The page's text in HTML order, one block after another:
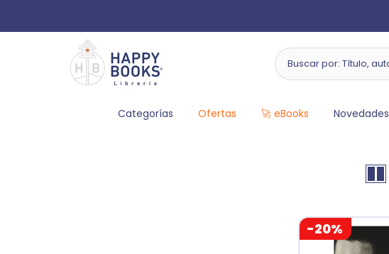
Categorías Ofertas 🚀 eBooks Novedades
-20%